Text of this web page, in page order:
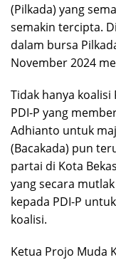
(Pilkada) yang
semakin tercipta.
dalam bursa
November 2024
Tidak hanya koalisi
PDI-P yang
Adhianto untuk
(Bacakada) pun
partai di Kota
yang secara
kepada PDI-P
koalisi.
Ketua Projo Muda